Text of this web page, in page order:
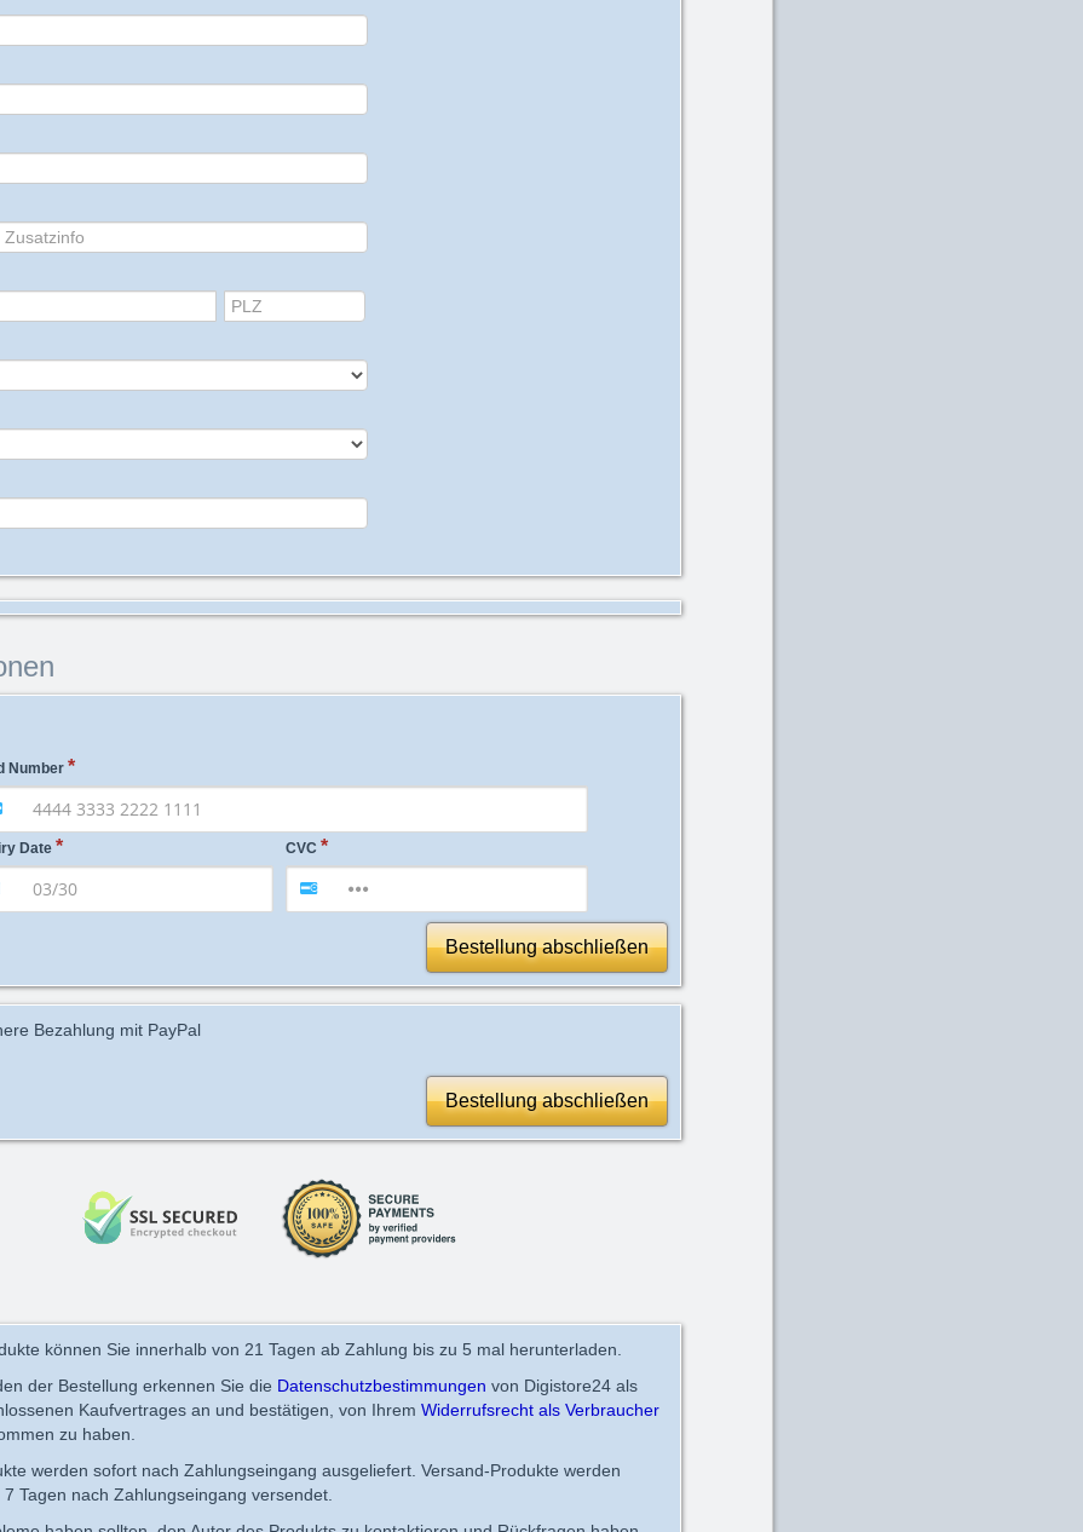
Number
Date CVC
Bestellung abschließen
Bezahlung mit PayPal
Bestellung abschließen
können Sie innerhalb von 21 Tagen ab Zahlung bis zu 5 mal herunterladen.
der Bestellung erkennen Sie die Datenschutzbestimmungen von Digistore24 als
Kaufvertrages an und bestätigen, von Ihrem Widerrufsrecht als Verbraucher
zu haben.
werden sofort nach Zahlungseingang ausgeliefert. Versand-Produkte werden
Tagen nach Zahlungseingang versendet.